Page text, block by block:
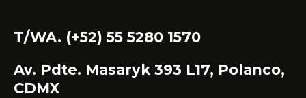
T/WA. (+52) 55 5280 1570
Av. Pdte. Masaryk 393 L17, Polanco,
CDMX